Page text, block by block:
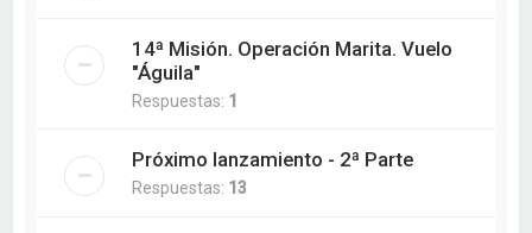
14ª Misión. Operación Marita. Vuelo
"Águila"
Respuestas: 1
Próximo lanzamiento - 2ª Parte
Respuestas: 13